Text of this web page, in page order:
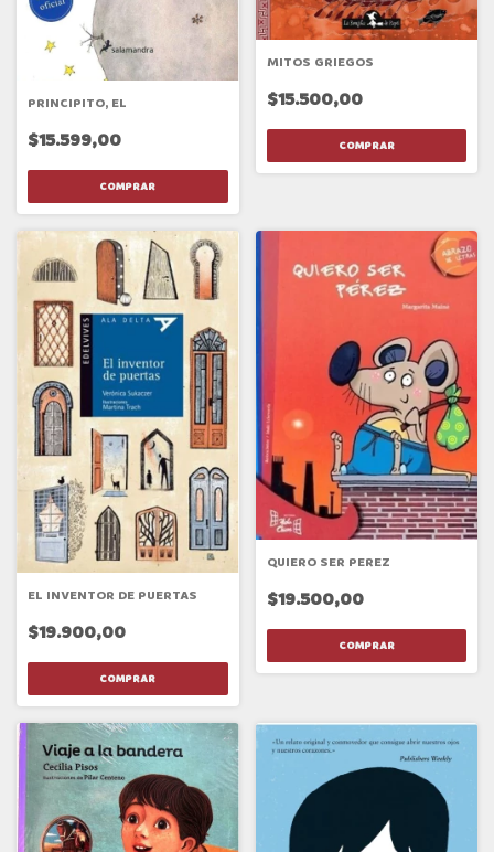
PRINCIPITO, EL
$15.599,00
MITOS GRIEGOS
$15.500,00
EL INVENTOR DE PUERTAS
$19.900,00
QUIERO SER PEREZ
$19.500,00